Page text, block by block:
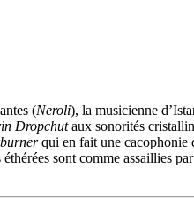
(Neroli), la musicienne
Dropchutaux sonorités
qui en fait une cacophonie
éthérées sont comme assaillies